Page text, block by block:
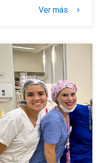
Ver más keyboard_arrow_right